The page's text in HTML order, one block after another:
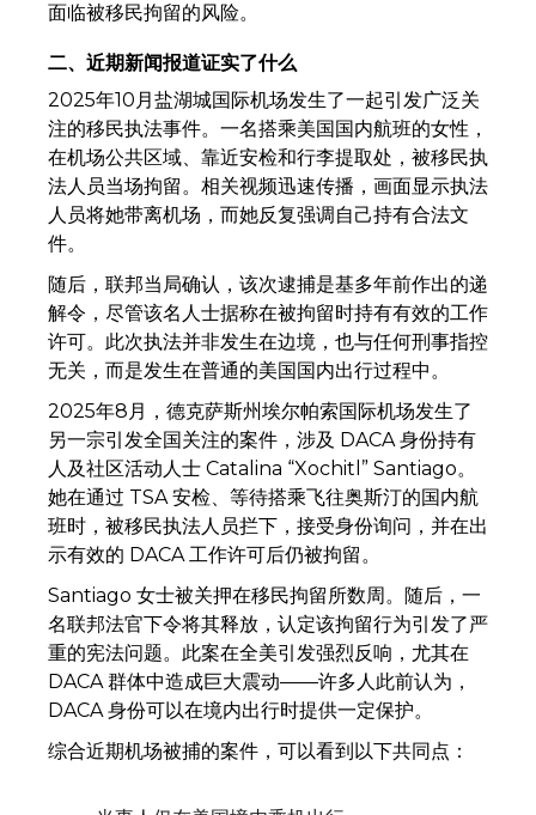
面临被移民拘留的风险。
二、近期新闻报道证实了什么
2025年10月盐湖城国际机场发生了一起引发广泛关
注的移民执法事件。一名搭乘美国国内航班的女性，
在机场公共区域、靠近安检和行李提取处，被移民执
法人员当场拘留。相关视频迅速传播，画面显示执法
人员将她带离机场，而她反复强调自己持有合法文
件。
随后，联邦当局确认，该次逮捕是基多年前作出的递
解令，尽管该名人士据称在被拘留时持有有效的工作
许可。此次执法并非发生在边境，也与任何刑事指控
无关，而是发生在普通的美国国内出行过程中。
2025年8月，德克萨斯州埃尔帕索国际机场发生了
另一宗引发全国关注的案件，涉及 DACA 身份持有
人及社区活动人士 Catalina “Xochitl” Santiago。
她在通过 TSA 安检、等待搭乘飞往奥斯汀的国内航
班时，被移民执法人员拦下，接受身份询问，并在出
示有效的 DACA 工作许可后仍被拘留。
Santiago 女士被关押在移民拘留所数周。随后，一
名联邦法官下令将其释放，认定该拘留行为引发了严
重的宪法问题。此案在全美引发强烈反响，尤其在
DACA 群体中造成巨大震动——许多人此前认为，
DACA 身份可以在境内出行时提供一定保护。
综合近期机场被捕的案件，可以看到以下共同点：